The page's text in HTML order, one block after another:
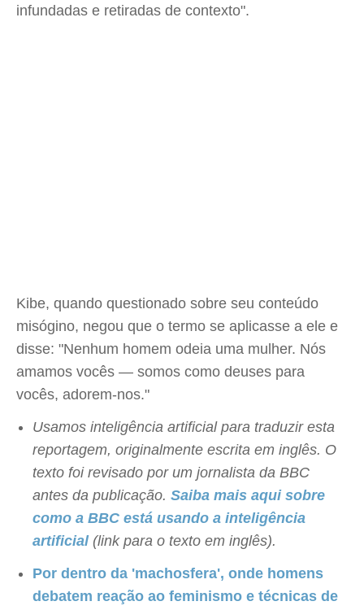
infundadas e retiradas de contexto".
Kibe, quando questionado sobre seu conteúdo
misógino, negou que o termo se aplicasse a ele e
disse: "Nenhum homem odeia uma mulher. Nós
amamos vocês — somos como deuses para
vocês, adorem-nos."
Usamos inteligência artificial para traduzir esta
reportagem, originalmente escrita em inglês. O
texto foi revisado por um jornalista da BBC
antes da publicação. Saiba mais aqui sobre
como a BBC está usando a inteligência
artificial(link para o texto em inglês).
Por dentro da 'machosfera', onde homens
debatem reação ao feminismo e técnicas de